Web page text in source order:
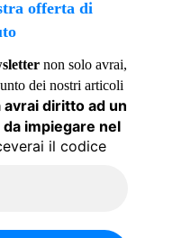
offerta di
non solo avrai,
dei nostri articoli
avrai diritto ad un
impiegare nel
il codice